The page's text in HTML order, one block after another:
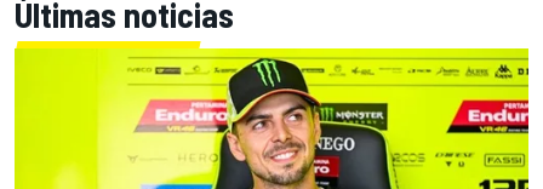
Últimas noticias